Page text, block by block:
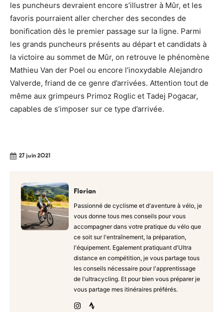
les puncheurs devraient encore s’illustrer à Mûr, et les
favoris pourraient aller chercher des secondes de
bonification dès le premier passage sur la ligne. Parmi
les grands puncheurs présents au départ et candidats à
la victoire au sommet de Mûr, on retrouve le phénomène
Mathieu Van der Poel ou encore l’inoxydable Alejandro
Valverde, friand de ce genre d’arrivées. Attention tout de
même aux grimpeurs Primoz Roglic et Tadej Pogacar,
capables de s’imposer sur ce type d’arrivée.
27 juin 2021
Florian
Passionné de cyclisme et d'aventure à vélo, je
vous donne tous mes conseils pour vous
accompagner dans votre pratique du vélo que
ce soit sur l'entraînement, la préparation,
l'équipement. Egalement pratiquant d'Ultra
distance en compétition, je vous partage tous
les conseils nécessaire pour l'apprentissage
de l'ultracycling. Et pour bien vous préparer je
vous partage mes itinéraires préférés.